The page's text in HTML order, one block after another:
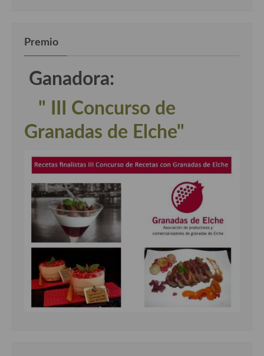
Premio
Ganadora:
" III Concurso de
Granadas de Elche"